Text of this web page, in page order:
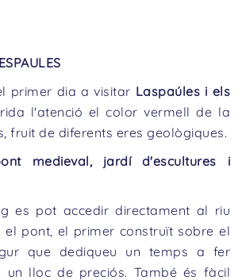
primer dia a visitar Laspaúles i els
l'atenció el color vermell de la
fruit de diferents eres geològiques.
medieval, jardí d'escultures i
es pot accedir directament al riu
el pont, el primer construït sobre el
que dediqueu un temps a fer
un lloc de preciós. També és fàcil